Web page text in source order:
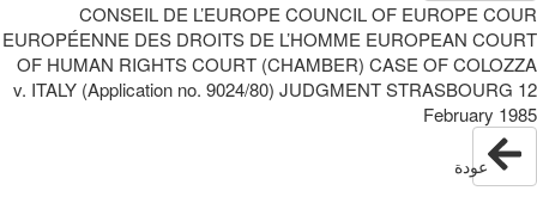
CONSEIL DE L’EUROPE COUNCIL OF EUROPE COUR
EUROPÉENNE DES DROITS DE L’HOMME EUROPEAN COURT
OF HUMAN RIGHTS COURT (CHAMBER) CASE OF COLOZZA
v. ITALY (Application no. 9024/80) JUDGMENT STRASBOURG 12
February 1985
عودة